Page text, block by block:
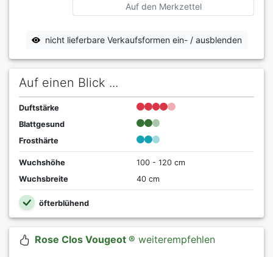
Auf den Merkzettel
nicht lieferbare Verkaufsformen ein- / ausblenden
Auf einen Blick ...
Duftstärke
Blattgesund
Frosthärte
Wuchshöhe
100 - 120 cm
Wuchsbreite
40 cm
öfterblühend
Rose Clos Vougeot ® weiterempfehlen